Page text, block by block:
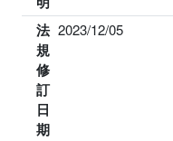
法
規
修
訂
日
期
2023/12/05